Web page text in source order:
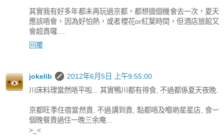
其實我有好多年都未再玩過京都，都想搵個機會去一次，夏天
應該唔會，因為好怕熱，或者櫻花or紅葉時間，但酒店旅館又
會超貴囉....
回覆
jokelib
2012年6月5日 上午9:55:00
川床料理當然唔平啦... 其實鴨川都有得食, 不過都係夏天夜晚.
京都旺季住宿當然貴, 不過講到貴, 點都唔及嗰啲星星店, 食一
個晚餐貴過住一晚三余庵...
>_<